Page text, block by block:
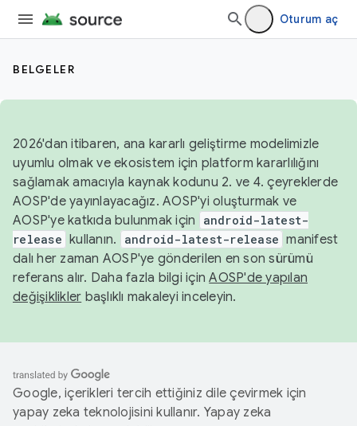
Oturum aç
BELGELER
2026'dan itibaren, ana kararlı geliştirme modelimizle
uyumlu olmak ve ekosistem için platform kararlılığını
sağlamak amacıyla kaynak kodunu 2. ve 4. çeyreklerde
AOSP'de yayınlayacağız. AOSP'yi oluşturmak ve
AOSP'ye katkıda bulunmak için
android-latest-
release kullanın. android-latest-release manifest
dalı her zaman AOSP'ye gönderilen en son sürümü
referans alır. Daha fazla bilgi içinAOSP'de yapılan
değişiklikler başlıklı makaleyi inceleyin.
Google, içerikleri tercih ettiğiniz dile çevirmek için
yapay zeka teknolojisini kullanır. Yapay zeka